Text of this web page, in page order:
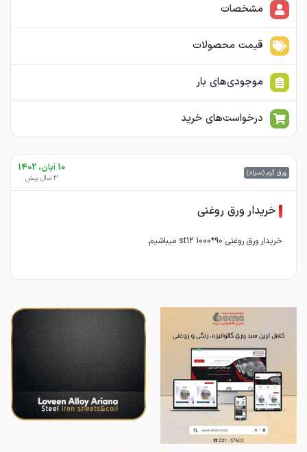
مشخصات
قیمت محصولات
موجودی‌های بار
درخواست‌های خرید
ورق گرم (سیاه) 10 آبان، 1402
3 سال پیش
خریدار ورق روغنی
خریدار ورق روغنی 90*1000 st12 میباشیم.